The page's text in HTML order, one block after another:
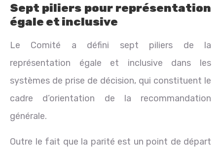
Sept piliers pour représentation
égale et inclusive
Le Comité a défini sept piliers de la
représentation égale et inclusive dans les
systèmes de prise de décision, qui constituent le
cadre d’orientation de la recommandation
générale.
Outre le fait que la parité est un point de départ